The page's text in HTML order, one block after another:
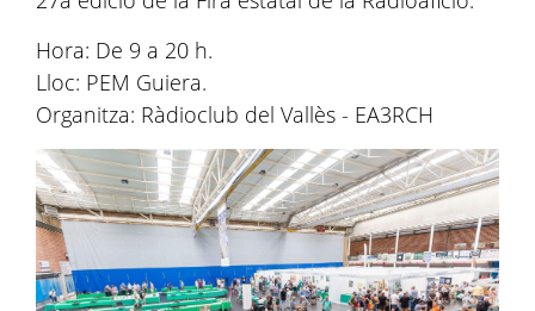
Hora: De 9 a 20 h.
Lloc: PEM Guiera.
Organitza: Ràdioclub del Vallès - EA3RCH